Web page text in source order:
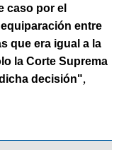
caso por el
entre
que era igual a la
la Corte Suprema
decisión",